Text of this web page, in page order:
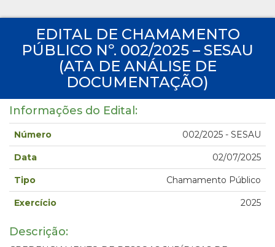
EDITAL DE CHAMAMENTO
PÚBLICO Nº. 002/2025 – SESAU
(ATA DE ANÁLISE DE
DOCUMENTAÇÃO)
Informações do Edital:
Número 002/2025 - SESAU
Data 02/07/2025
Tipo Chamamento Público
Exercício 2025
Descrição: